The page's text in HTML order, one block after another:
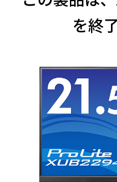
を終